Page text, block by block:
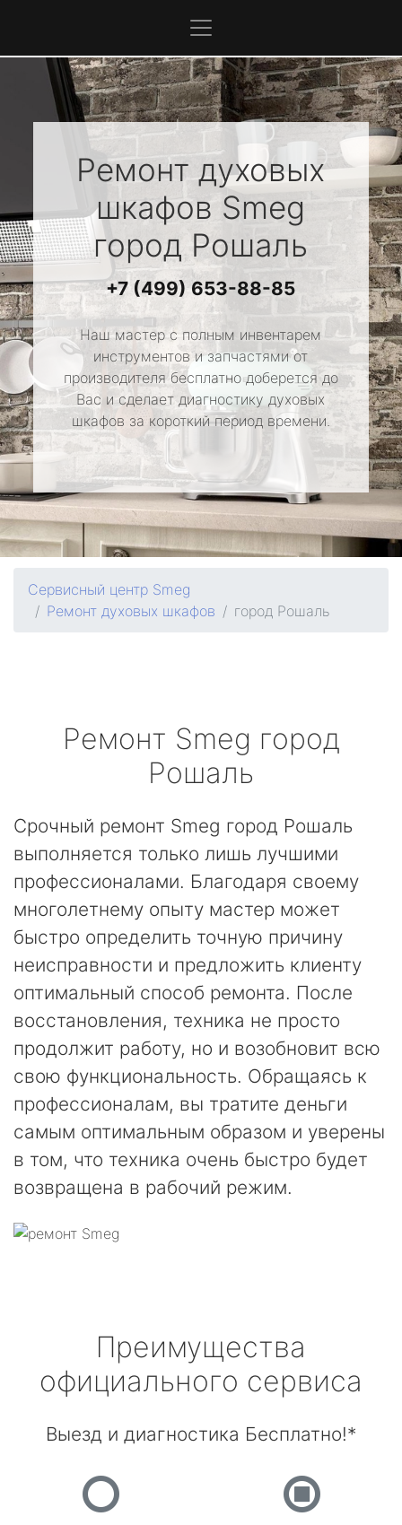
Ремонт духовых
шкафов Smeg
город Рошаль
+7 (499) 653-88-85
Наш мастер с полным инвентарем
инструментов и запчастями от
производителя бесплатно доберется до
Вас и сделает диагностику духовых
шкафов за короткий период времени.
Сервисный центр Smeg
Ремонт духовых шкафов
город Рошаль
Ремонт Smeg город
Рошаль
Срочный ремонт Smeg город Рошаль
выполняется только лишь лучшими
профессионалами. Благодаря своему
многолетнему опыту мастер может
быстро определить точную причину
неисправности и предложить клиенту
оптимальный способ ремонта. После
восстановления, техника не просто
продолжит работу, но и возобновит всю
свою функциональность. Обращаясь к
профессионалам, вы тратите деньги
самым оптимальным образом и уверены
в том, что техника очень быстро будет
возвращена в рабочий режим.
Преимущества
официального сервиса
Выезд и диагностика Бесплатно!*